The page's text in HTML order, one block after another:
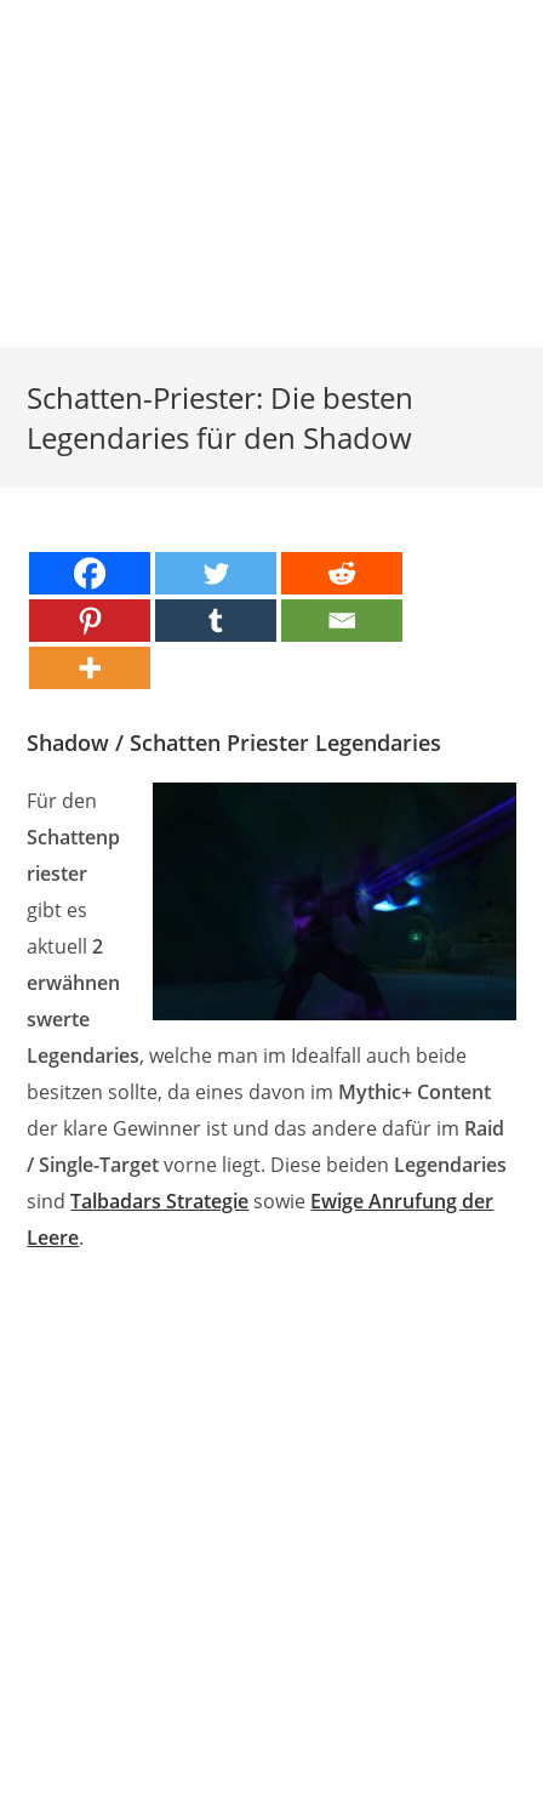
Schatten-Priester: Die besten
Legendaries für den Shadow
Shadow / Schatten Priester Legendaries
Für den
Schattenp
riester
gibt es
aktuell2
erwähnen
swerte
Legendaries, welche man im Idealfall auch beide
besitzen sollte, da eines davon im Mythic+ Content
der klare Gewinner ist und das andere dafür im Raid
/ Single-Targetvorne liegt. Diese beiden Legendaries
sindTalbadars Strategiesowie Ewige Anrufung der
Leere.